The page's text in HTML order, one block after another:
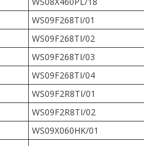
WS09F268TI/01
WS09F268TI/02
WS09F268TI/03
WS09F268TI/04
WS09F2R8TI/01
WS09F2R8TI/02
WS09X060HK/01